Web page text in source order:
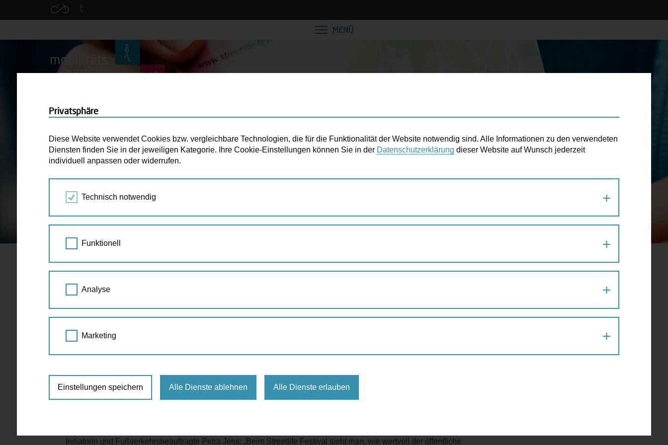
MENÜ
STARTSEITE PRESSE STREETLIFE FESTIVAL 2016: VOLLER ERFOLG
Streetlife Festival 2016: Voller Erfolg
28.000 Menschen besuchten am Wochenende Wiens größtes Wohnzimmer in der. Das Streetlife Festival auf
der Babenbergerstraße bildet den Höhepunkt der Europäischen Mobilitätswoche in Wien.
Personen sind in die Babenbergerstraße gekommen und haben in Wiens größtem Wohnzimmer den öffentlichen
Wien.
Initiatorin und Fußverkehrsbeauftragte Petra Jens: „Beim Streetlife Festival sieht man, wie wertvoll der öffentliche
Privatsphäre
Diese Website verwendet Cookies bzw. vergleichbare Technologien, die für die Funktionalität der Website notwendig sind. Alle Informationen zu den verwendeten
Diensten finden Sie in der jeweiligen Kategorie. Ihre Cookie-Einstellungen können Sie in der Datenschutzerklärung dieser Website auf Wunsch jederzeit
individuell anpassen oder widerrufen.
Technisch notwendig
Funktionell
Analyse
Marketing
Einstellungen speichern Alle Dienste ablehnen Alle Dienste erlauben